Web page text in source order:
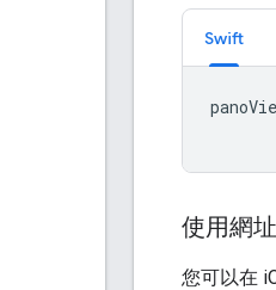
Swift
使用網
您可以在